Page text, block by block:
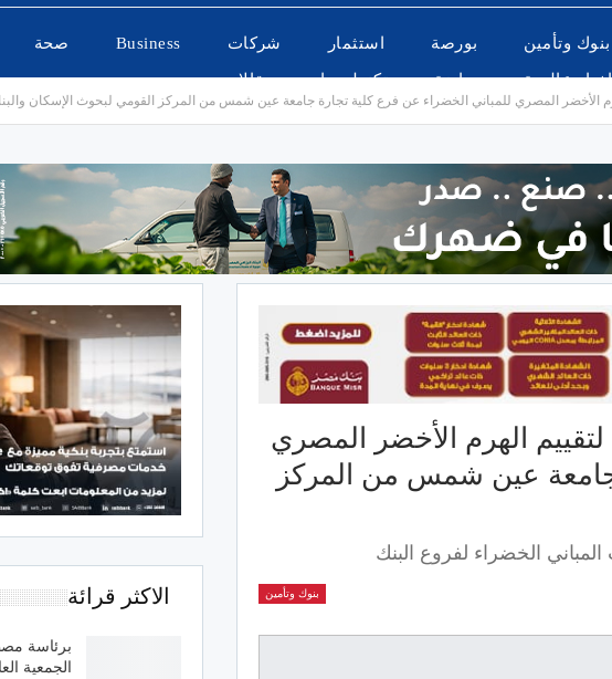
بنوك وتأمين بورصة استثمار شركات Business صحة
اخبار عالمية رياضة تكنولوجيا مقالات
الأخضر المصري للمباني الخضراء عن فرع كلية تجارة جامعة عين شمس من المركز القومي لبحوث الإسكان
الهرم الأخضر المصري
جامعة عين شمس من المركز
الخضراء لفروع البنك
بنوك وتأمين الاكثر قرائة
برئاسة
الجمعية